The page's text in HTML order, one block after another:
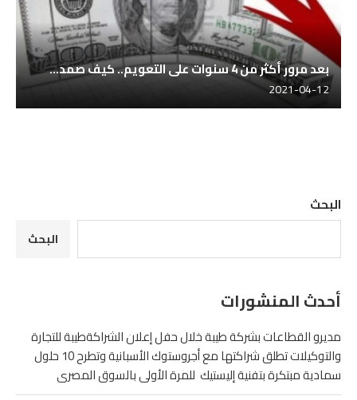
بعد مرور أكثر من 4 سنوات على التعويم.. كيف صمد...
2021-04-12
البحث
البحث
أحدث المنشورات
مديرو القطاعات بشركة طيبة خلال حفل إعلان الشراكةطيبة للتجارة
والتوكيلات تطلق شراكتها مع أجروستوك الأسبانية وتطرح 10 حلول
سمادية مبتكرة بتفنية إليستيك للمرة الأولى بالسوق المصرى